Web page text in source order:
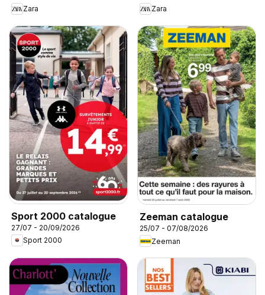
Zara
Zara
Sport 2000 catalogue
27/07 - 20/09/2026
Sport 2000
Zeeman catalogue
25/07 - 07/08/2026
Zeeman